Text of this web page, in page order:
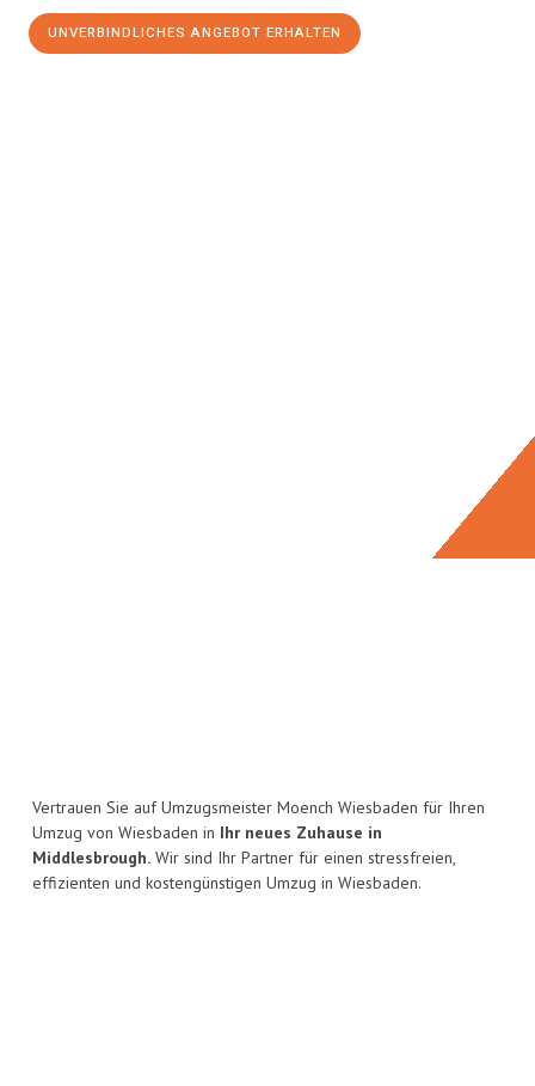
UNVERBINDLICHES ANGEBOT ERHALTEN
Vertrauen Sie auf Umzugsmeister Moench Wiesbaden für Ihren
Umzug von Wiesbaden in Ihr neues Zuhause in
Middlesbrough. Wir sind Ihr Partner für einen stressfreien,
effizienten und kostengünstigen Umzug in Wiesbaden.